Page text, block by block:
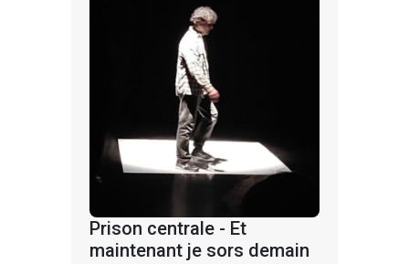
Prison centrale - Et
maintenant je sors demain